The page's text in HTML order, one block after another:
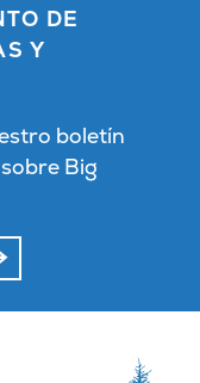
DE
Y
boletín
Big